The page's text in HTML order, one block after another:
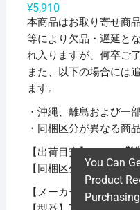
¥5,910
本商品はお取り寄せ商
等により欠品・遅延と
れ入りますが、何卒ご
また、以下の場合には
ます。
・沖縄、離島および一
・同梱区分が異なる商
【出荷目安】：1 – 5営
【同梱区分】：TS 1
【メーカー名】今村紙工
You Can
Product